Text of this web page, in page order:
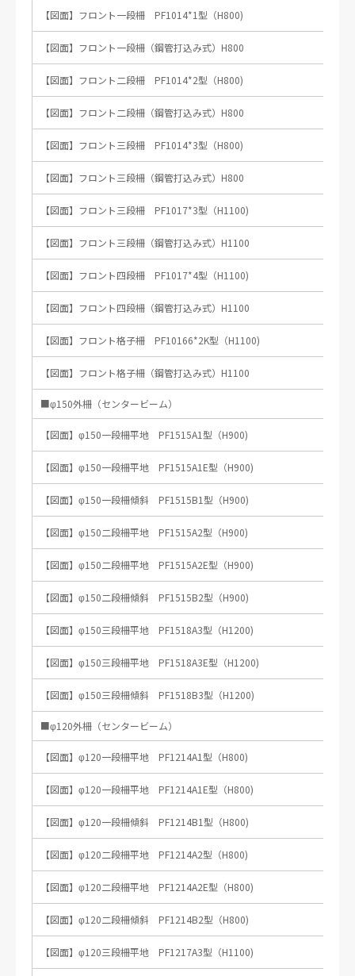
プラ擬木 転落防止柵１ プラ擬木 転落防止柵２
プラ擬木 転落防止柵３ プラ擬木 横断防止柵３
プラ擬木 転落防止柵５
プラ擬木 横断防止柵４ プラ擬木 人止め境界柵２
プラ擬木 人止め境界柵１
プラ擬木 歩車道境界柵（車
両用防護柵）
プラ擬木 横断防止柵５
【図面】フロント一段柵 PF1014*1型（H800)
【図面】フロント一段柵（鋼管打込み式）H800
【図面】フロント二段柵 PF1014*2型（H800)
【図面】フロント二段柵（鋼管打込み式）H800
【図面】フロント三段柵 PF1014*3型（H800)
【図面】フロント三段柵（鋼管打込み式）H800
【図面】フロント三段柵 PF1017*3型（H1100)
【図面】フロント三段柵（鋼管打込み式）H1100
【図面】フロント四段柵 PF1017*4型（H1100)
【図面】フロント四段柵（鋼管打込み式）H1100
【図面】フロント格子柵 PF10166*2K型（H1100)
【図面】フロント格子柵（鋼管打込み式）H1100
■φ150外柵（センタービーム）
【図面】φ150一段柵平地 PF1515A1型（H900)
【図面】φ150一段柵平地 PF1515A1E型（H900)
【図面】φ150一段柵傾斜 PF1515B1型（H900)
【図面】φ150二段柵平地 PF1515A2型（H900)
【図面】φ150二段柵平地 PF1515A2E型（H900)
【図面】φ150二段柵傾斜 PF1515B2型（H900)
【図面】φ150三段柵平地 PF1518A3型（H1200)
【図面】φ150三段柵平地 PF1518A3E型（H1200)
【図面】φ150三段柵傾斜 PF1518B3型（H1200)
■φ120外柵（センタービーム）
【図面】φ120一段柵平地 PF1214A1型（H800)
【図面】φ120一段柵平地 PF1214A1E型（H800)
【図面】φ120一段柵傾斜 PF1214B1型（H800)
【図面】φ120二段柵平地 PF1214A2型（H800)
【図面】φ120二段柵平地 PF1214A2E型（H800)
【図面】φ120二段柵傾斜 PF1214B2型（H800)
【図面】φ120三段柵平地 PF1217A3型（H1100)